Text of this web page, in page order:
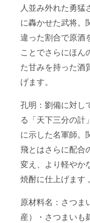
人並み外れた勇猛
に轟かせた武将。
違った割合で原酒
ことでさらにほん
た甘みを持った酒
げます。
孔明：劉備に対し
る「天下三分の計
に示した名軍師。
飛とはさらに配合
変え、より軽やか
焼酎に仕上げます 。
原材料名：さつま
産）・さつまいも